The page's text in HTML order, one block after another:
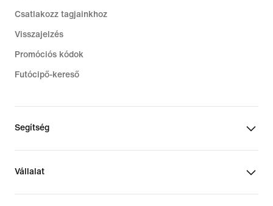
Csatlakozz tagjainkhoz
Visszajelzés
Promóciós kódok
Futócipő-kereső
Segítség
Vállalat